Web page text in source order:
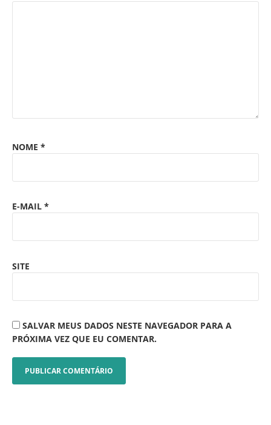
NOME *
E-MAIL *
SITE
SALVAR MEUS DADOS NESTE NAVEGADOR PARA A
PRÓXIMA VEZ QUE EU COMENTAR.